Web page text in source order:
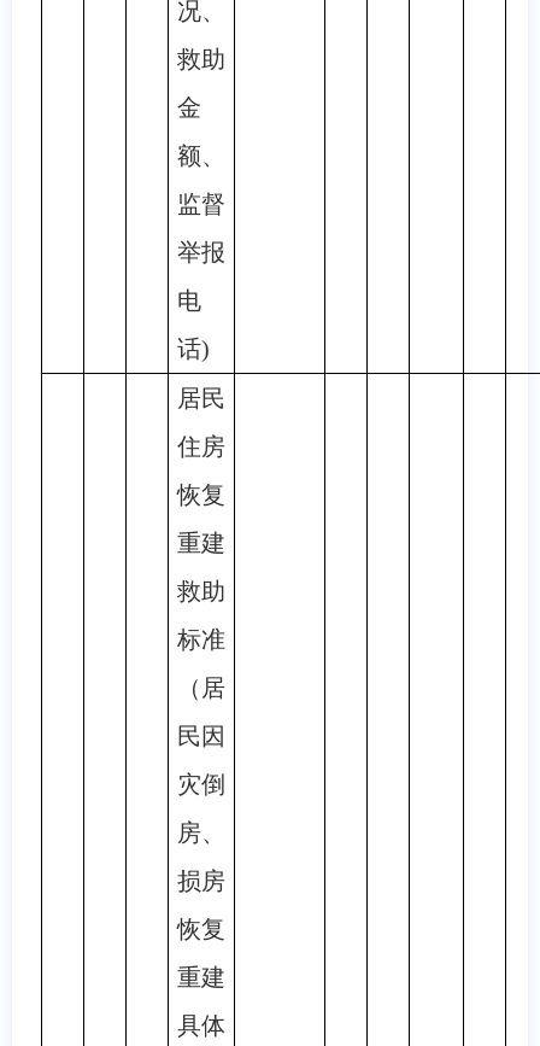
况、
救助
金
额、
监督
举报
电
话)
居民
住房
恢复
重建
救助
标准
（居
民因
灾倒
房、
损房
恢复
重建
具体